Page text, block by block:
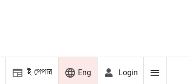
ই-পেপার Eng Login